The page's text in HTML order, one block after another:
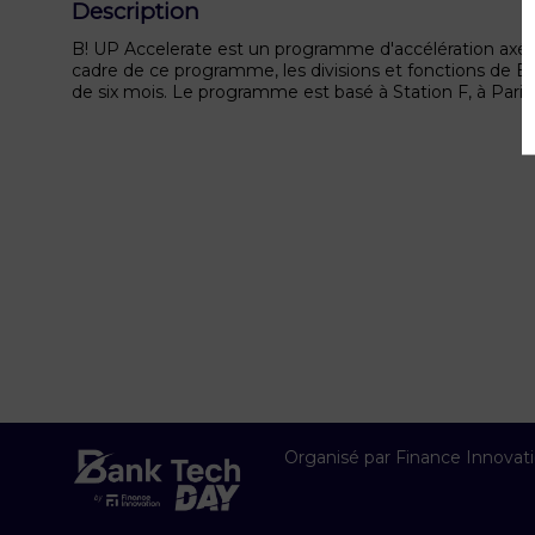
Description
B! UP Accelerate est un programme d'accélération
cadre de ce programme, les divisions et fonctions de
de six mois. Le programme est basé à Station F, à
Organisé par Finance